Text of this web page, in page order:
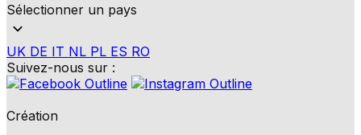
Sélectionner un pays
UK DE IT NL PL ES RO
Suivez-nous sur :
Création